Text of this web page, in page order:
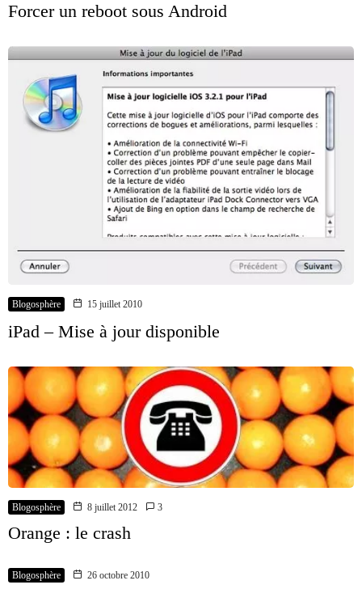
Forcer un reboot sous Android
Blogosphère 15 juillet 2010
iPad – Mise à jour disponible
Blogosphère 8 juillet 2012 3
Orange : le crash
Blogosphère 26 octobre 2010